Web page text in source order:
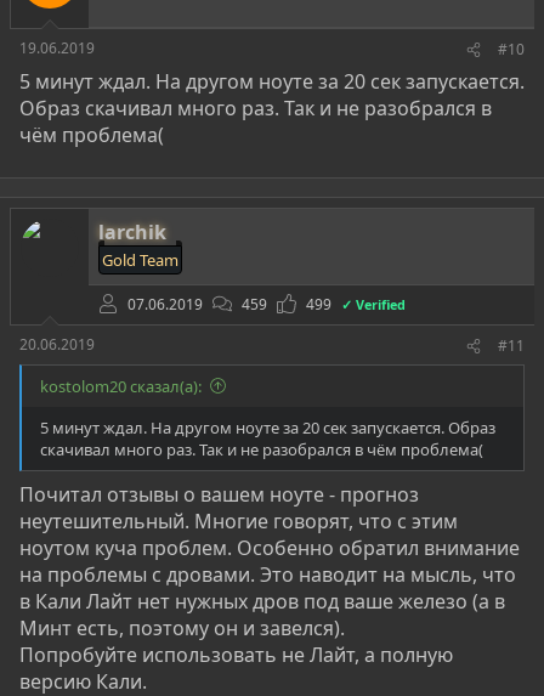
19.06.2019 #10
5 минут ждал. На другом ноуте за 20 сек запускается.
Образ скачивал много раз. Так и не разобрался в
чём проблема(
larchik
Gold Team
07.06.2019 459 499 ✓ Verified
20.06.2019 #11
kostolom20 сказал(а):
5 минут ждал. На другом ноуте за 20 сек запускается. Образ
скачивал много раз. Так и не разобрался в чём проблема(
Почитал отзывы о вашем ноуте - прогноз
неутешительный. Многие говорят, что с этим
ноутом куча проблем. Особенно обратил внимание
на проблемы с дровами. Это наводит на мысль, что
в Кали Лайт нет нужных дров под ваше железо (а в
Минт есть, поэтому он и завелся).
Попробуйте использовать не Лайт, а полную
версию Кали.